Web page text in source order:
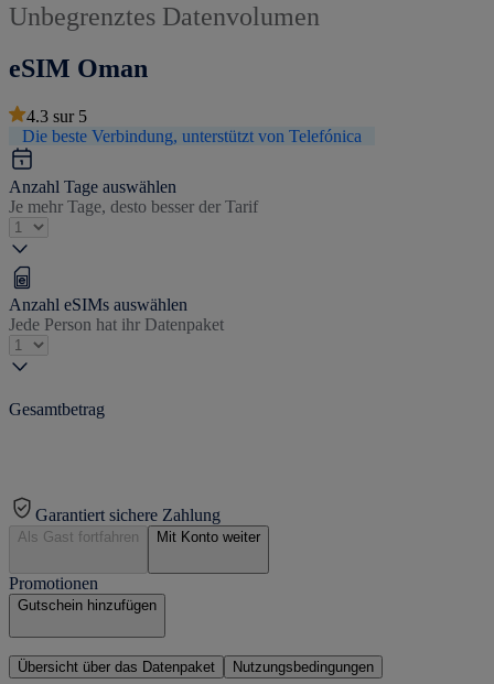
Unbegrenztes Datenvolumen
eSIM Oman
4.3 sur 5
Die beste Verbindung, unterstützt von Telefónica
Anzahl Tage auswählen
Je mehr Tage, desto besser der Tarif
Anzahl eSIMs auswählen
Jede Person hat ihr Datenpaket
Gesamtbetrag
Garantiert sichere Zahlung
Als Gast fortfahren Mit Konto weiter
Promotionen
Gutschein hinzufügen
Übersicht über das Datenpaket Nutzungsbedingungen